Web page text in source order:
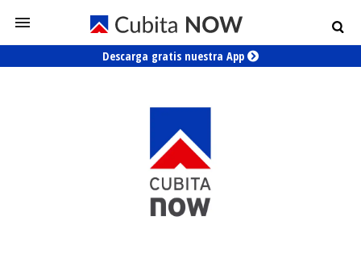
Descarga gratis nuestra App